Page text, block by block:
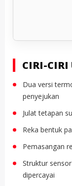
CIRI-
Dua versi
penyejukan
Julat tetapan
Reka bentuk
Pemasangan
Struktur
dipercayai